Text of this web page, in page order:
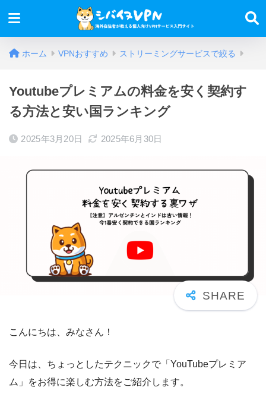
ホーム VPNおすすめ ストリーミングサービスで絞る
Youtubeプレミアムの料金を安く契約す
る方法と安い国ランキング
2025年3月20日 2025年6月30日
こんにちは、みなさん！
今日は、ちょっとしたテクニックで「YouTubeプレミア
ム」をお得に楽しむ方法をご紹介します。